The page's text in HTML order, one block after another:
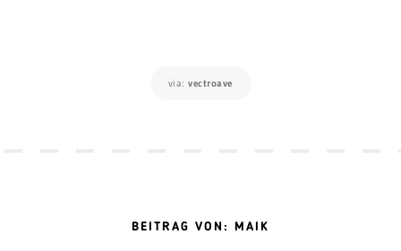
via: vectroave
BEITRAG VON: MAIK